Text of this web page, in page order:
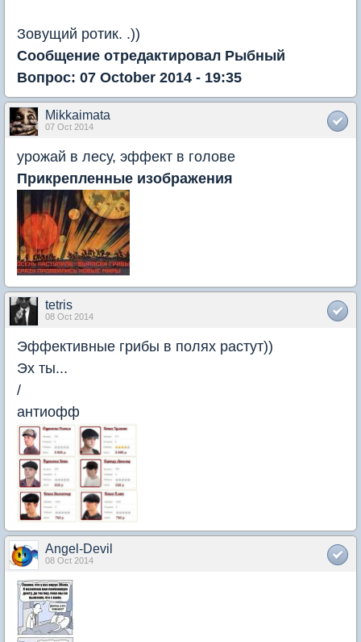
Зовущий ротик. .))
Сообщение отредактировал Рыбный
Вопрос: 07 October 2014 - 19:35
Mikkaimata
07 Oct 2014
урожай в лесу, эффект в голове
Прикрепленные изображения
tetris
08 Oct 2014
Эффективные грибы в полях растут))
Эх ты...
/
антиофф
Angel-Devil
08 Oct 2014